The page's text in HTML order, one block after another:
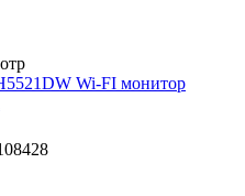
Wi-FI монитор